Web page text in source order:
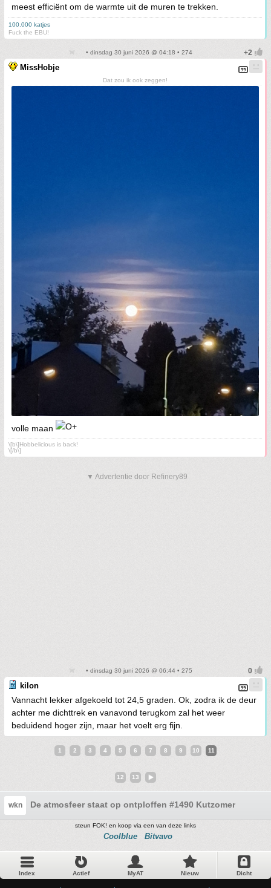
meest efficiënt om de warmte uit de muren te trekken.
100.000 katjes
Fuck the EBU!
• dinsdag 30 juni 2026 @ 04:18 • 274
MissHobje
Dat zou ik ook zeggen!
volle maan
\[b\]Hobbelicious is back!
\[/b\]
▼ Advertentie door Refinery89
• dinsdag 30 juni 2026 @ 06:44 • 275
kilon
Vannacht lekker afgekoeld tot 24,5 graden. Ok, zodra ik de deur
achter me dichttrek en vanavond terugkom zal het weer
beduidend hoger zijn, maar het voelt erg fijn.
1 2 3 4 5 6 7 8 9 10 11
12 13
wkn De atmosfeer staat op ontploffen #1490 Kutzomer
steun FOK! en koop via een van deze links
Coolblue Bitvavo
Index Actief MyAT Nieuw Dicht